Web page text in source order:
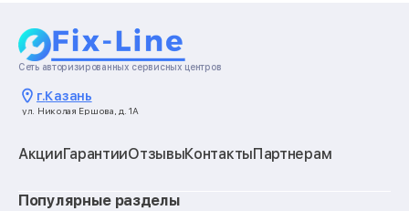
Сеть авторизированных сервисных центров
г.Казань
ул. Николая Ершова, д. 1А
АкцииГарантииОтзывыКонтактыПартнерам
Популярные разделы